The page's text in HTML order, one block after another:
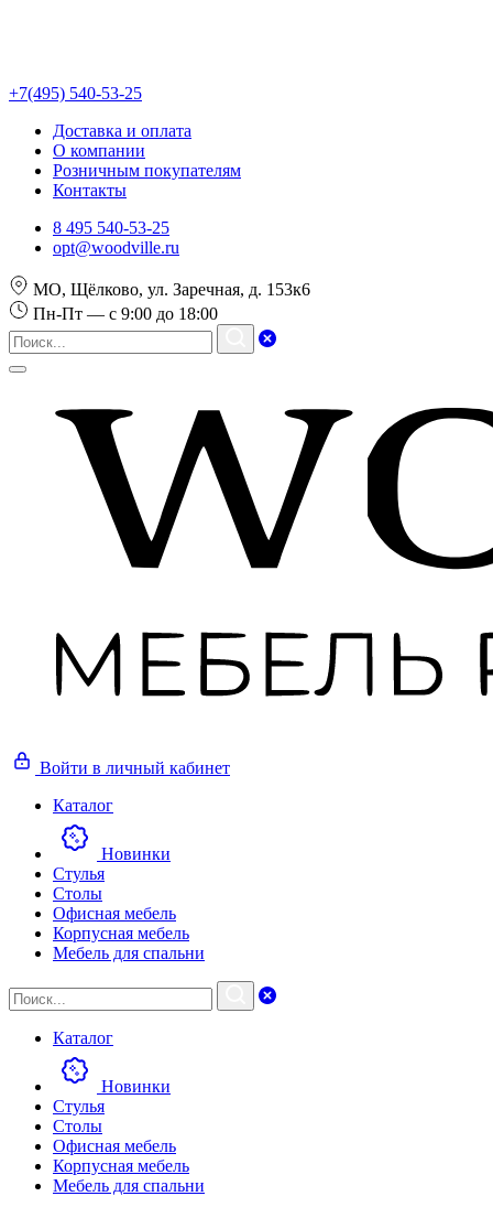
+7(495) 540-53-25
Доставка и оплата
О компании
Розничным покупателям
Контакты
8 495 540-53-25
opt@woodville.ru
МО, Щёлково, ул. Заречная, д. 153к6
Пн-Пт — с 9:00 до 18:00
Войти в личный кабинет
Каталог
Новинки
Стулья
Столы
Офисная мебель
Корпусная мебель
Мебель для спальни
Каталог
Новинки
Стулья
Столы
Офисная мебель
Корпусная мебель
Мебель для спальни